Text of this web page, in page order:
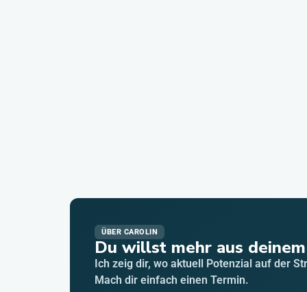
ÜBER CAROLIN
Du willst mehr aus
Ich zeig dir, wo aktuell Potenzial auf der
Mach dir einfach einen Termin.